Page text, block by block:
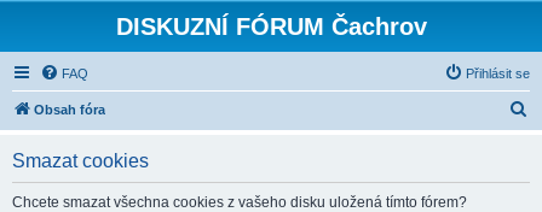
DISKUZNÍ FÓRUM Čachrov
FAQ Přihlásit se
Obsah fóra
Smazat cookies
Chcete smazat všechna cookies z vašeho disku uložená tímto fórem?